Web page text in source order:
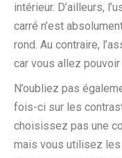
intérieur. D’ailleurs,
carré n’est
rond. Au contraire,
car vous allez
N’oubliez pas
fois-ci sur les
choisissez pas une
mais vous utilisez